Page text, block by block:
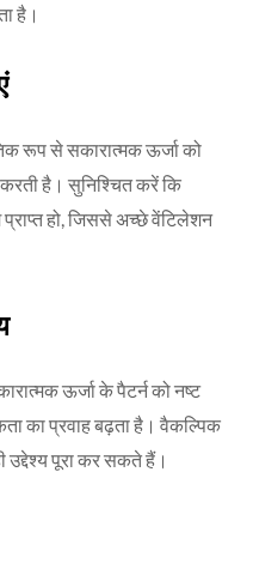
है।
रूप से सकारात्मक ऊर्जा को
करती है। सुनिश्चित करें कि
हो, जिससे अच्छे वेंटिलेशन
ऊर्जा के पैटर्न को नष्ट
का प्रवाह बढ़ता है। वैकल्पिक
उद्देश्य पूरा कर सकते हैं।